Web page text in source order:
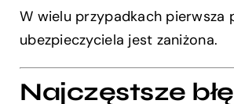
W wielu przypadkach pierwsza
ubezpieczyciela jest zaniżona.
Najczęstsze